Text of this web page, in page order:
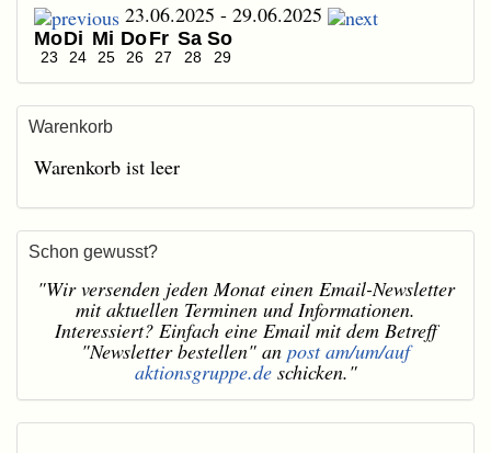
23.06.2025 - 29.06.2025
MoDi Mi DoFr Sa So
23 24 25 26 27 28 29
Warenkorb
Warenkorb ist leer
Schon gewusst?
"Wir versenden jeden Monat einen Email-Newsletter
mit aktuellen Terminen und Informationen.
Interessiert? Einfach eine Email mit dem Betreff
"Newsletter bestellen" an post am/um/auf
aktionsgruppe.deschicken."